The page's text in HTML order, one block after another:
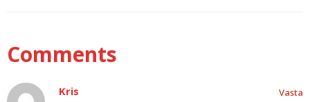
Comments
Kris Vasta